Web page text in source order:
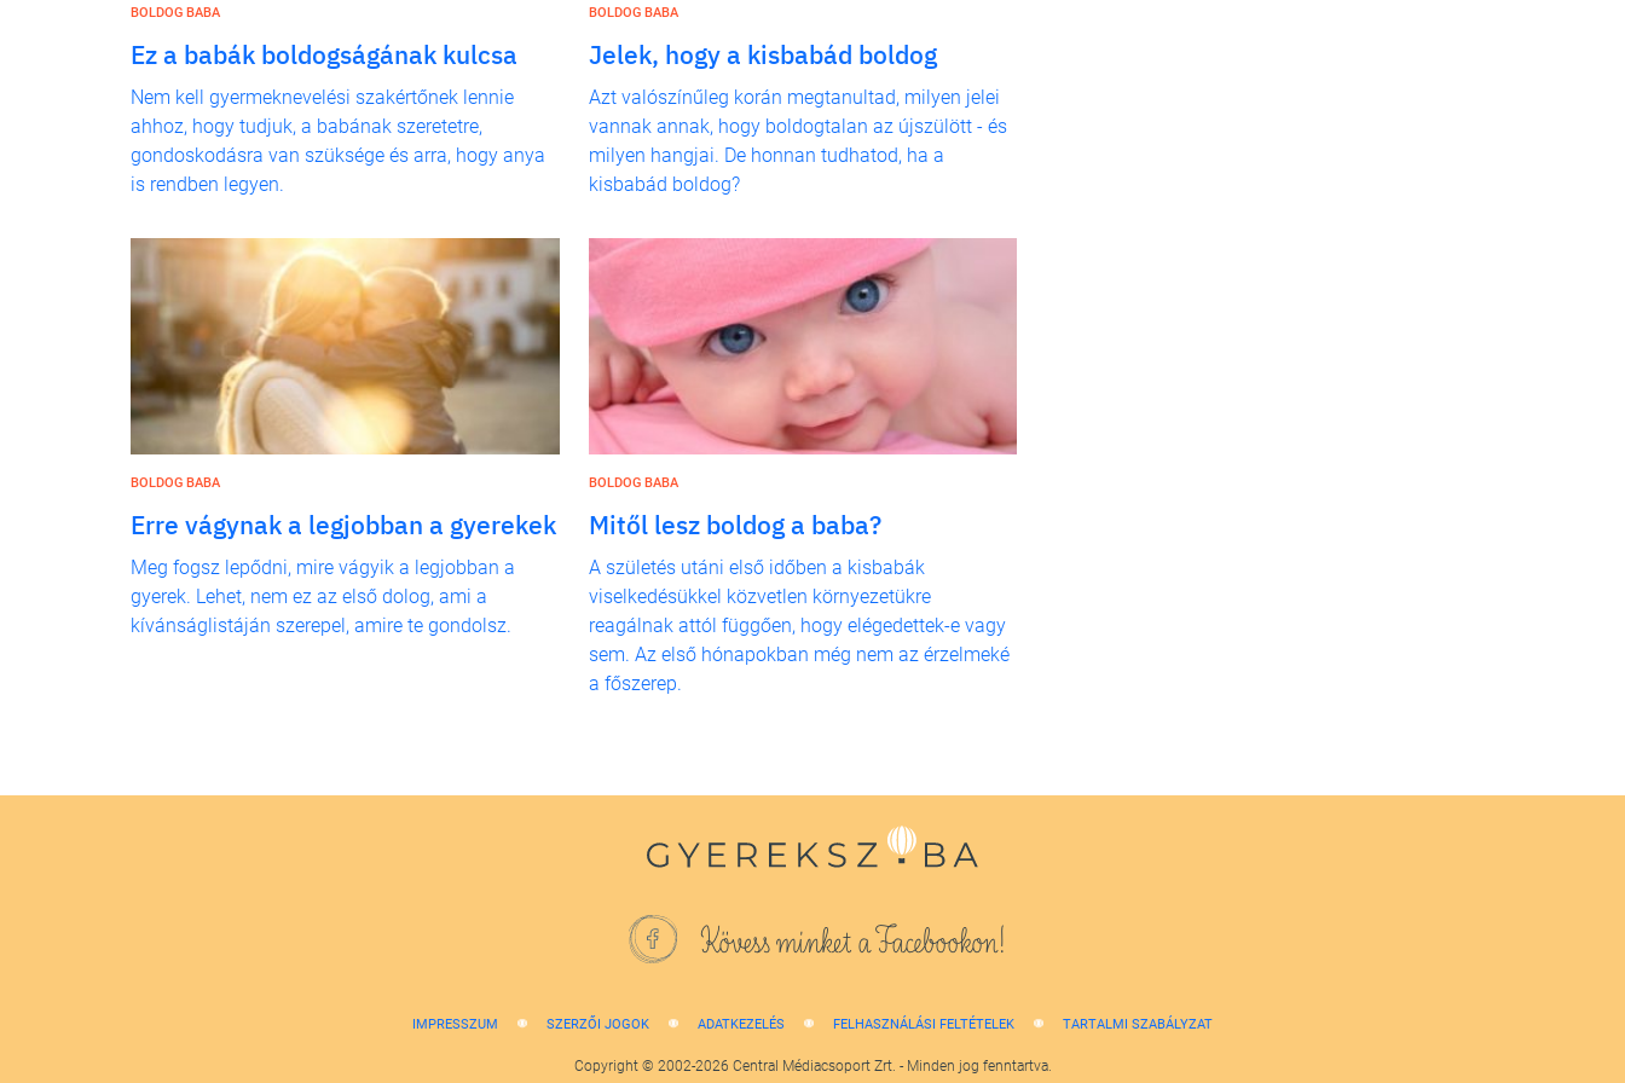
BOLDOG BABA
Ez a babák boldogságának kulcsa
Nem kell gyermeknevelési szakértőnek lennie
ahhoz, hogy tudjuk, a babának szeretetre,
gondoskodásra van szüksége és arra, hogy anya
is rendben legyen.
BOLDOG BABA
Jelek, hogy a kisbabád boldog
Azt valószínűleg korán megtanultad, milyen jelei
vannak annak, hogy boldogtalan az újszülött - és
milyen hangjai. De honnan tudhatod, ha a
kisbabád boldog?
BOLDOG BABA
Erre vágynak a legjobban a gyerekek
Meg fogsz lepődni, mire vágyik a legjobban a
gyerek. Lehet, nem ez az első dolog, ami a
kívánságlistáján szerepel, amire te gondolsz.
BOLDOG BABA
Mitől lesz boldog a baba?
A születés utáni első időben a kisbabák
viselkedésükkel közvetlen környezetükre
reagálnak attól függően, hogy elégedettek-e vagy
sem. Az első hónapokban még nem az érzelmeké
a főszerep.
Kövess minket a Facebookon!
IMPRESSZUM SZERZŐI JOGOK ADATKEZELÉS FELHASZNÁLÁSI FELTÉTELEK TARTALMI SZABÁLYZAT
Copyright © 2002-2026 Central Médiacsoport Zrt. - Minden jog fenntartva.